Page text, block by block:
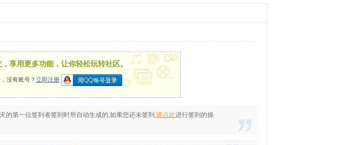
享用更多功能，让你轻松玩转社区。
没有账号？ 立即注册
x
的第一位签到者签到时所自动生成的,如果您还未签到,请点此进行签到的操